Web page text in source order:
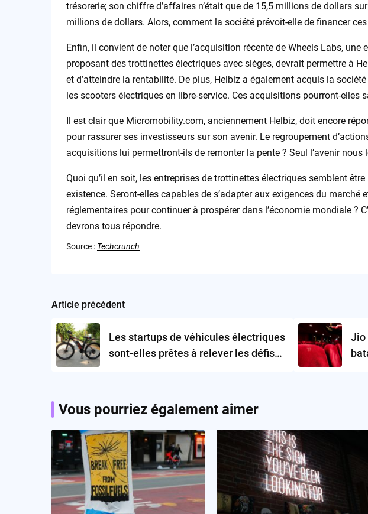
trésorerie; son chiffre d’affaires n’était que de 15,5 millions de dollars
millions de dollars. Alors, comment la société prévoit-elle de financer
Enfin, il convient de noter que l’acquisition récente de Wheels Labs, une
proposant des trottinettes électriques avec sièges, devrait permettre à
et d’atteindre la rentabilité. De plus, Helbiz a également acquis la
les scooters électriques en libre-service. Ces acquisitions pourront-elles
Il est clair que Micromobility.com, anciennement Helbiz, doit encore
pour rassurer ses investisseurs sur son avenir. Le regroupement
acquisitions lui permettront-ils de remonter la pente ? Seul l’avenir nous
Quoi qu’il en soit, les entreprises de trottinettes électriques semblent
existence. Seront-elles capables de s’adapter aux exigences du marché
réglementaires pour continuer à prospérer dans l’économie mondiale ?
devrons tous répondre.
Source : Techcrunch
Post
navigation
Article précédent
Les startups de véhicules électriques
sont-elles prêtes à relever les défis
Jio
Vous pourriez également aimer